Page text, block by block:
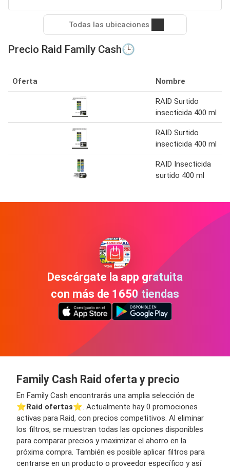
Todas las ubicaciones
Precio Raid Family Cash🕒
Oferta Nombre
RAID Surtido
insecticida 400 ml
RAID Surtido
insecticida 400 ml
RAID Insecticida
surtido 400 ml
Descárgate la app gratuita
con más de 1650 tiendas
Family Cash Raid oferta y precio
En Family Cash encontrarás una amplia selección de
⭐️Raid ofertas⭐️. Actualmente hay 0 promociones
activas para Raid, con precios competitivos. Al eliminar
los filtros, se muestran todas las opciones disponibles
para comparar precios y maximizar el ahorro en la
próxima compra. También es posible aplicar filtros para
centrarse en un producto o proveedor específico y así